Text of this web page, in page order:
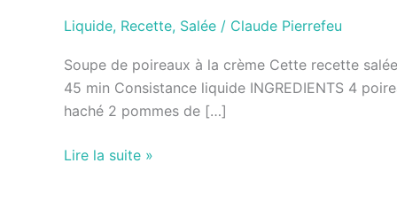
Liquide, Recette, Salée / Claude Pierrefeu
Soupe de poireaux à la crème Cette recette
45 min Consistance liquide INGREDIENTS 4
haché 2 pommes de […]
Lire la suite »